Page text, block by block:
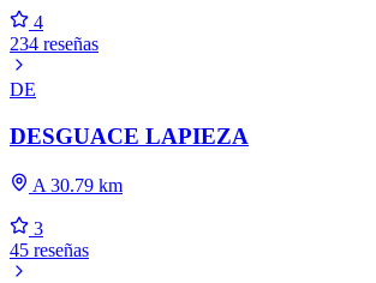
4
234 reseñas
DE
DESGUACE LAPIEZA
A 30.79 km
3
45 reseñas